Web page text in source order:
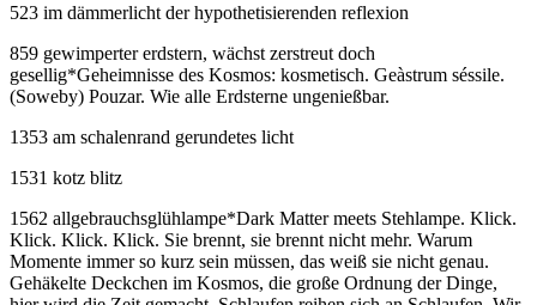
523 im dämmerlicht der hypothetisierenden reflexion
859 gewimperter erdstern, wächst zerstreut doch
gesellig*Geheimnisse des Kosmos: kosmetisch. Geàstrum séssile.
(Soweby) Pouzar. Wie alle Erdsterne ungenießbar.
1353 am schalenrand gerundetes licht
1531 kotz blitz
1562 allgebrauchsglühlampe*Dark Matter meets Stehlampe. Klick.
Klick. Klick. Klick. Sie brennt, sie brennt nicht mehr. Warum
Momente immer so kurz sein müssen, das weiß sie nicht genau.
Gehäkelte Deckchen im Kosmos, die große Ordnung der Dinge,